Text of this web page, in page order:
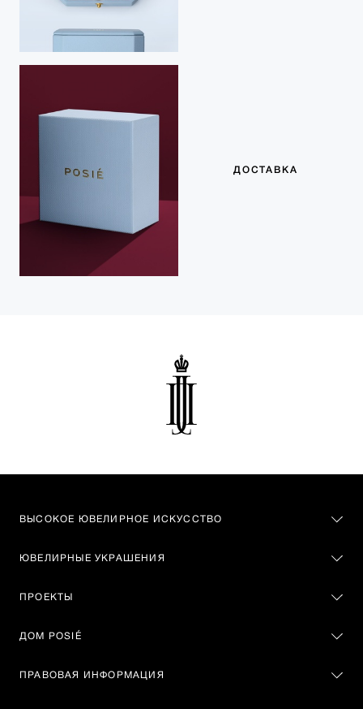
ДОСТАВКА
ВЫСОКОЕ ЮВЕЛИРНОЕ ИСКУССТВО
ЮВЕЛИРНЫЕ УКРАШЕНИЯ
ПРОЕКТЫ
ДОМ POSIÉ
ПРАВОВАЯ ИНФОРМАЦИЯ